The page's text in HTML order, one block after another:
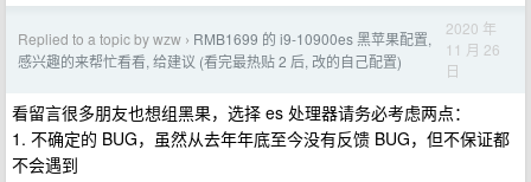
Replied to a topic by wzw › RMB1699 的 i9-10900es 黑苹果配置,
感兴趣的来帮忙看看, 给建议 (看完最热贴 2 后, 改的自己配置)
2020 年
11 月 26
日
看留言很多朋友也想组黑果，选择 es 处理器请务必考虑两点：
1. 不确定的 BUG，虽然从去年年底至今没有反馈 BUG，但不保证都
不会遇到